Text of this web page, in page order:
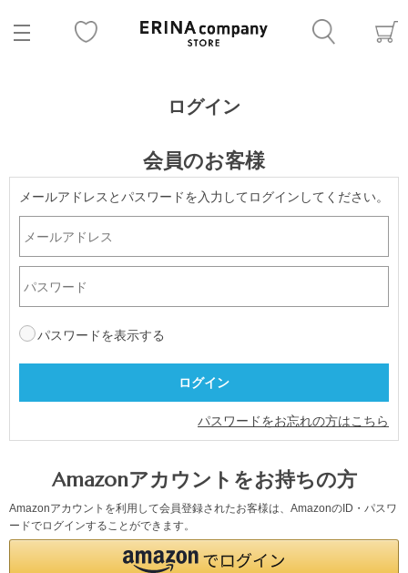
ログイン
会員のお客様
メールアドレスとパスワードを入力してログインしてください。
パスワードを表示する
パスワードをお忘れの方はこちら
Amazonアカウントをお持ちの方
Amazonアカウントを利用して会員登録されたお客様は、AmazonのID・パスワ
ードでログインすることができます。